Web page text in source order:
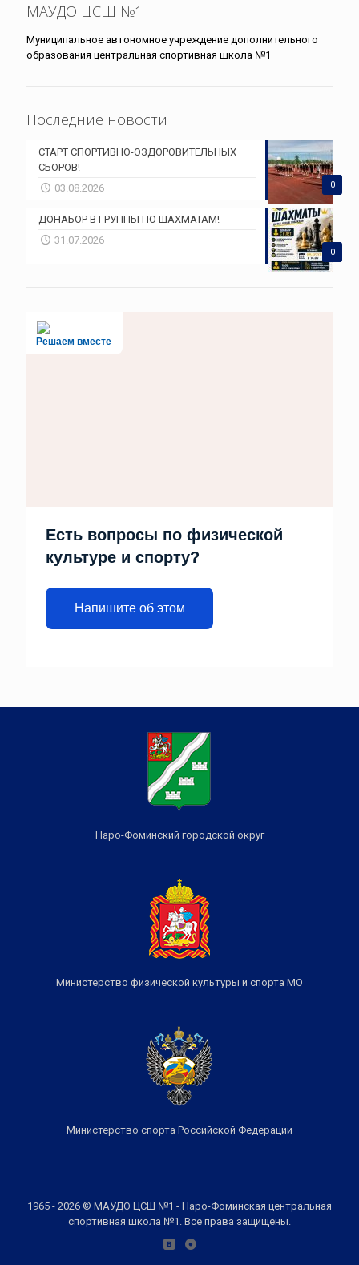
МАУДО ЦСШ №1
Муниципальное автономное учреждение дополнительного
образования центральная спортивная школа №1
Последние новости
0
СТАРТ СПОРТИВНО-ОЗДОРОВИТЕЛЬНЫХ
СБОРОВ!
03.08.2026
0
ДОНАБОР В ГРУППЫ ПО ШАХМАТАМ!
31.07.2026
Решаем вместе
Есть вопросы по физической
культуре и спорту?
Напишите об этом
Наро-Фоминский городской округ
Министерство физической культуры и спорта МО
Министерство спорта Российской Федерации
1965 - 2026 © МАУДО ЦСШ №1 - Наро-Фоминская центральная
спортивная школа №1. Все права защищены.